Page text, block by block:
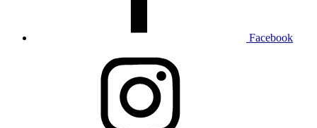
Facebook